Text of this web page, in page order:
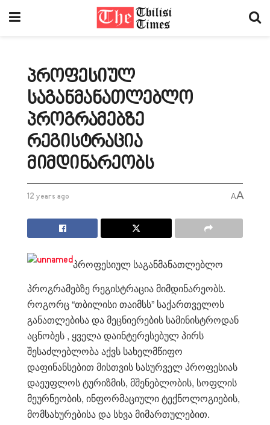
პროფესიულ
საგანმანათლებლო
პროგრამებზე
რეგისტრაცია
მიმდინარეობს
12 years ago AA
პროფესიულ საგანმანათლებლო
პროგრამებზე რეგისტრაცია მიმდინარეობს.
როგორც “თბილისი თაიმსს” საქართველოს
განათლებისა და მეცნიერების სამინისტროდან
აცნობეს , ყველა დაინტერესებულ პირს
შესაძლებლობა აქვს სახელმწიფო
დაფინანსებით მისთვის სასურველ პროფესიას
დაეუფლოს ტურიზმის, მშენებლობის, სოფლის
მეურნეობის, ინფორმაციული ტექნოლოგიების,
მომსახურებისა და სხვა მიმართულებით.